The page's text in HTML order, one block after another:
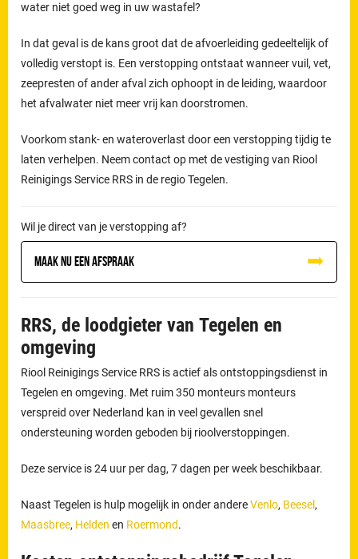
water niet goed weg in uw wastafel?
In dat geval is de kans groot dat de afvoerleiding gedeeltelijk of
volledig verstopt is. Een verstopping ontstaat wanneer vuil, vet,
zeepresten of ander afval zich ophoopt in de leiding, waardoor
het afvalwater niet meer vrij kan doorstromen.
Voorkom stank- en wateroverlast door een verstopping tijdig te
laten verhelpen. Neem contact op met de vestiging van Riool
Reinigings Service RRS in de regio Tegelen.
Wil je direct van je verstopping af?
Maak nu een afspraak
RRS, de loodgieter van Tegelen en
omgeving
Riool Reinigings Service RRS is actief als ontstoppingsdienst in
Tegelen en omgeving. Met ruim 350 monteurs monteurs
verspreid over Nederland kan in veel gevallen snel
ondersteuning worden geboden bij rioolverstoppingen.
Deze service is 24 uur per dag, 7 dagen per week beschikbaar.
Naast Tegelen is hulp mogelijk in onder andereVenlo, Beesel ,
Maasbree, Helden en Roermond.